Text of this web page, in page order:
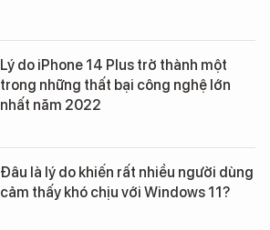
Lý do iPhone 14 Plus trở thành một
trong những thất bại công nghệ lớn
nhất năm 2022
Đâu là lý do khiến rất nhiều người dùng
cảm thấy khó chịu với Windows 11?